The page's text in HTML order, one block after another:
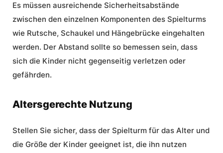
Es müssen ausreichende Sicherheitsabstände
zwischen den einzelnen Komponenten des Spielturms
wie Rutsche, Schaukel und Hängebrücke eingehalten
werden. Der Abstand sollte so bemessen sein, dass
sich die Kinder nicht gegenseitig verletzen oder
gefährden.
Altersgerechte Nutzung
Stellen Sie sicher, dass der Spielturm für das Alter und
die Größe der Kinder geeignet ist, die ihn nutzen